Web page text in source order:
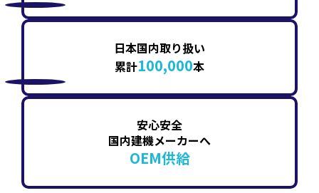
日本国内取り扱い
累計100,000本
安心安全
国内建機メーカーへ
OEM供給